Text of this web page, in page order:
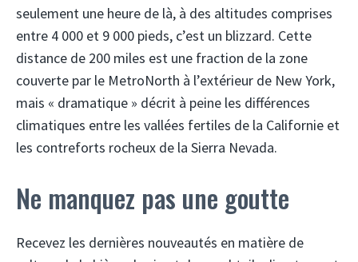
seulement une heure de là, à des altitudes comprises
entre 4 000 et 9 000 pieds, c’est un blizzard. Cette
distance de 200 miles est une fraction de la zone
couverte par le MetroNorth à l’extérieur de New York,
mais « dramatique » décrit à peine les différences
climatiques entre les vallées fertiles de la Californie et
les contreforts rocheux de la Sierra Nevada.
Ne manquez pas une goutte
Recevez les dernières nouveautés en matière de